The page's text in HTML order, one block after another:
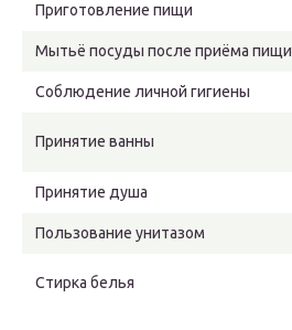
Приготовление пищи
Мытьё посуды после приёма пищи
Соблюдение личной гигиены
Принятие ванны
Принятие душа
Пользование унитазом
Стирка белья